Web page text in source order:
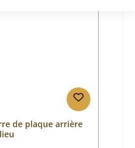
de plaque arrière